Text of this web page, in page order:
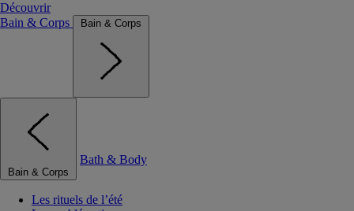
Découvrir
Bain & Corps
Bain & Corps
Bain & Corps
Bath & Body
Les rituels de l’été